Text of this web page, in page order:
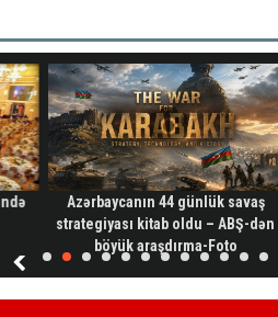
Azərbaycanın 44 günlük savaş
strategiyası kitab oldu – ABŞ-dən
böyük araşdırma-Foto